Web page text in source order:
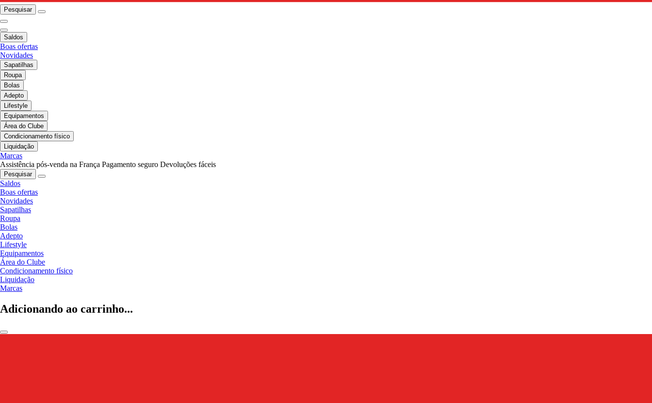
Pesquisar
Saldos
Boas ofertas
Novidades
Sapatilhas
Roupa
Bolas
Adepto
Lifestyle
Equipamentos
Área do Clube
Condicionamento físico
Liquidação
Marcas
Assistência pós-venda na França Pagamento seguro Devoluções fáceis
Pesquisar
Saldos
Boas ofertas
Novidades
Sapatilhas
Roupa
Bolas
Adepto
Lifestyle
Equipamentos
Área do Clube
Condicionamento físico
Liquidação
Marcas
Adicionando ao carrinho...